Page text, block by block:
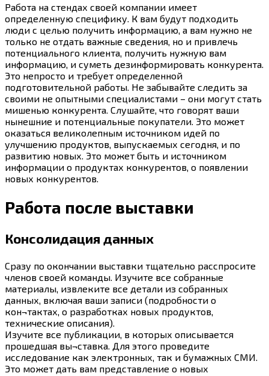
Работа на стендах своей компании имеет
определенную специфику. К вам будут подходить
люди с целью получить информацию, а вам нужно не
только не отдать важные сведения, но и привлечь
потенциального клиента, получить нужную вам
информацию, и суметь дезинформировать конкурента.
Это непросто и требует определенной
подготовительной работы. Не забывайте следить за
своими не опытными специалистами – они могут стать
мишенью конкурента. Слушайте, что говорят ваши
нынешние и потенциальные покупатели. Это может
оказаться великолепным источником идей по
улучшению продуктов, выпускаемых сегодня, и по
развитию новых. Это может быть и источником
информации о продуктах конкурентов, о появлении
новых конкурентов.
Работа после выставки
Консолидация данных
Сразу по окончании выставки тщательно расспросите
членов своей команды. Изучите все собранные
материалы, извлеките все детали из собранных
данных, включая ваши записи (подробности о
кон¬тактах, о разработках новых продуктов,
технические описания).
Изучите все публикации, в которых описывается
прошедшая вы¬ставка. Для этого проведите
исследование как электронных, так и бумажных СМИ.
Это может дать вам представление о новых